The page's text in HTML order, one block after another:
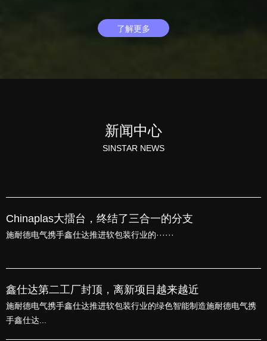
了解更多
新闻中心
SINSTAR NEWS
Chinaplas大擂台，终结了三合一的分支
施耐德电气携手鑫仕达推进软包装行业的······
鑫仕达第二工厂封顶，离新项目越来越近
施耐德电气携手鑫仕达推进软包装行业的绿色智能制造施耐德电气携
手鑫仕达...